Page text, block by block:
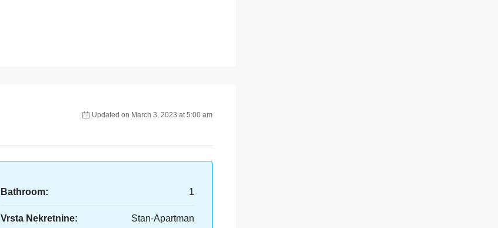
Updated on March 3, 2023 at 5:00 am
Bathroom: 1
Vrsta Nekretnine: Stan-Apartman